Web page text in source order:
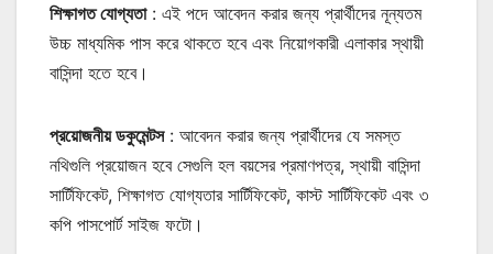
শিক্ষাগত যোগ্যতা: এই পদে আবেদন করার জন্য প্রার্থীদের নূন্যতম
উচ্চ মাধ্যমিক পাস করে থাকতে হবে এবং নিয়োগকারী এলাকার স্থায়ী
বাসিন্দা হতে হবে।
প্রয়োজনীয় ডকুমেন্টস: আবেদন করার জন্য প্রার্থীদের যে সমস্ত
নথিগুলি প্রয়োজন হবে সেগুলি হল বয়সের প্রমাণপত্র, স্থায়ী বাসিন্দা
সার্টিফিকেট, শিক্ষাগত যোগ্যতার সার্টিফিকেট, কাস্ট সার্টিফিকেট এবং ৩
কপি পাসপোর্ট সাইজ ফটো।